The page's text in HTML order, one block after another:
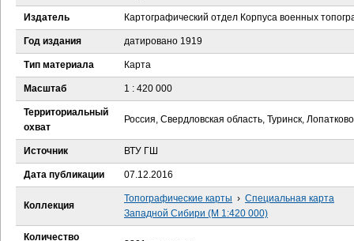
ы
д
е
с
ь
Издатель Картографический отдел Корпуса военных
Год издания датировано 1919
Тип материала Карта
Масштаб 1 : 420 000
Территориальный
охват
Россия, Свердловская область, Туринск, Лопатково
Источник ВТУ ГШ
Дата публикации 07.12.2016
Коллекция
Топографические карты › Специальная карта
Западной Сибири (М 1:420 000)
Количество